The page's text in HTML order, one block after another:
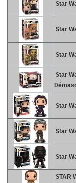
Star
Star
Star
Star
Star
Star
Star
STAR